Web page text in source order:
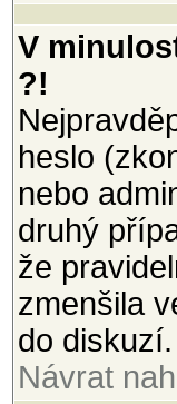
V
?!
heslo
nebo
druhý
že
zmenšila
do diskuzí.
Návrat